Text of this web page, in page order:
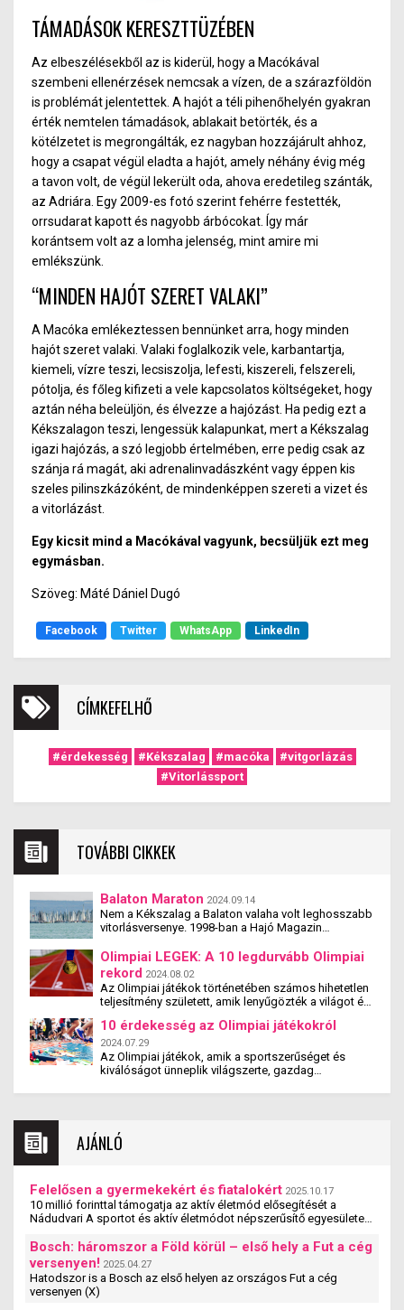
TÁMADÁSOK KERESZTTÜZÉBEN
Az elbeszélésekből az is kiderül, hogy a Macókával
szembeni ellenérzések nemcsak a vízen, de a szárazföldön
is problémát jelentettek. A hajót a téli pihenőhelyén gyakran
érték nemtelen támadások, ablakait betörték, és a
kötélzetet is megrongálták, ez nagyban hozzájárult ahhoz,
hogy a csapat végül eladta a hajót, amely néhány évig még
a tavon volt, de végül lekerült oda, ahova eredetileg szánták,
az Adriára. Egy 2009-es fotó szerint fehérre festették,
orrsudarat kapott és nagyobb árbócokat. Így már
korántsem volt az a lomha jelenség, mint amire mi
emlékszünk.
“MINDEN HAJÓT SZERET VALAKI”
A Macóka emlékeztessen bennünket arra, hogy minden
hajót szeret valaki. Valaki foglalkozik vele, karbantartja,
kiemeli, vízre teszi, lecsiszolja, lefesti, kiszereli, felszereli,
pótolja, és főleg kifizeti a vele kapcsolatos költségeket, hogy
aztán néha beleüljön, és élvezze a hajózást. Ha pedig ezt a
Kékszalagon teszi, lengessük kalapunkat, mert a Kékszalag
igazi hajózás, a szó legjobb értelmében, erre pedig csak az
szánja rá magát, aki adrenalinvadászként vagy éppen kis
szeles pilinszkázóként, de mindenképpen szereti a vizet és
a vitorlázást.
Egy kicsit mind a Macókával vagyunk, becsüljük ezt meg
egymásban.
Szöveg: Máté Dániel Dugó
Facebook Twitter WhatsApp LinkedIn
CÍMKEFELHŐ
#érdekesség #Kékszalag #macóka
#vitgorlázás
#Vitorlássport
TOVÁBBI CIKKEK
Balaton Maraton 2024.09.14
Nem a Kékszalag a Balaton valaha volt leghosszabb
vitorlásversenye. 1998-ban a Hajó Magazin
magában foglaló Kent-Balaton Maraton versenyt. Itt
nemcsak elindult 14 hajó, de 12 közülük be is fejezte
a versenyt. A verseny még több kiadást megélt, de
mára kihunyt a lelkesedés. Kár érte.
Olimpiai LEGEK: A 10 legdurvább Olimpiai
rekord 2024.08.02
Az Olimpiai játékok történetében számos hihetetlen
teljesítmény született, amik lenyűgözték a világot és
alábbiakban bemutatjuk a tíz legdurvább Olimpiai
rekordot, amik minden sportkedvelőt ámulatba
ejtenek.
10 érdekesség az Olimpiai játékokról
2024.07.29
Az Olimpiai játékok, amik a sportszerűséget és
kiválóságot ünneplik világszerte, gazdag
rendelkeznek. Az ókori kezdetektől a modern
AJÁNLÓ
Felelősen a gyermekekért és fiatalokért 2025.10.17
10 millió forinttal támogatja az aktív életmód elősegítését a
Nádudvari A sportot és aktív életmódot népszerűsítő egyesületek,
Bosch: háromszor a Föld körül – első hely a Fut a cég
versenyen! 2025.04.27
Hatodszor is a Bosch az első helyen az országos Fut a cég
versenyen (X)